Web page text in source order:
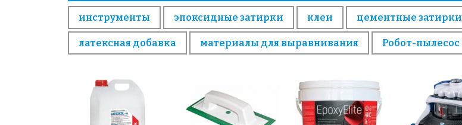
инструменты эпоксидные затирки клеи цементные затирки
латексная добавка материалы для выравнивания Робот-пылесос